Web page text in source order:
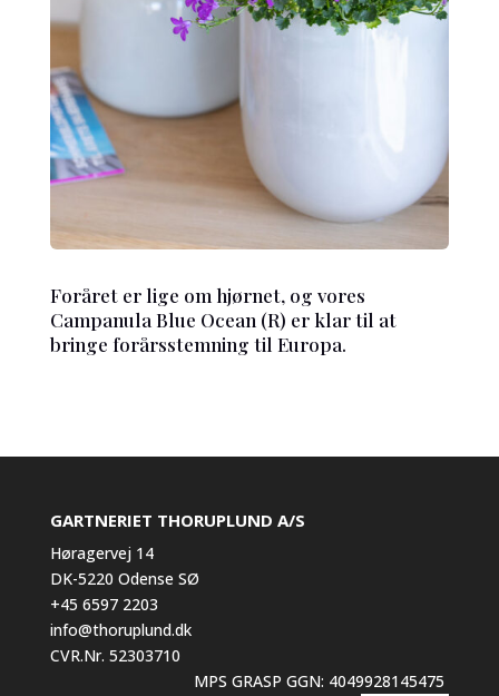
Foråret er lige om hjørnet, og vores
Campanula Blue Ocean (R) er klar til at
bringe forårsstemning til Europa.
GARTNERIET THORUPLUND A/S
Høragervej 14
DK-5220 Odense SØ
+45 6597 2203
info@thoruplund.dk
CVR.Nr. 52303710
MPS GRASP GGN: 4049928145475